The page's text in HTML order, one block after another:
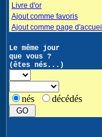
Livre d'or
Ajout comme favoris
Ajout comme page d'accueil
Le même jour
que vous ?
(êtes nés...)
nés décédés